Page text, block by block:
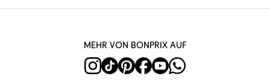
Mehr von bonprix auf